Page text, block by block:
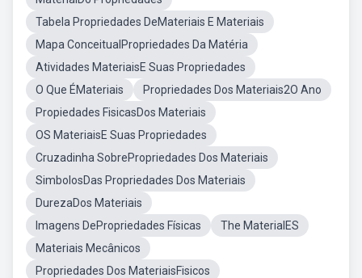
Tabela Propriedades DeMateriais E Materiais
Mapa ConceitualPropriedades Da Matéria
Atividades MateriaisE Suas Propriedades
O Que ÉMateriais
Propriedades Dos Materiais2O Ano
Propiedades FisicasDos Materiais
OS MateriaisE Suas Propriedades
Cruzadinha SobrePropriedades Dos Materiais
SimbolosDas Propriedades Dos Materiais
DurezaDos Materiais
Imagens DePropriedades Físicas
The MaterialES
Materiais Mecânicos
Propriedades Dos MateriaisFisicos